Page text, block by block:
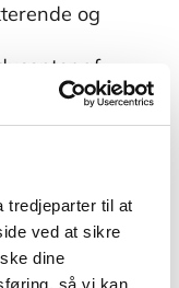
tredjeparter til at
ved at sikre
dine
så vi kan
og
af